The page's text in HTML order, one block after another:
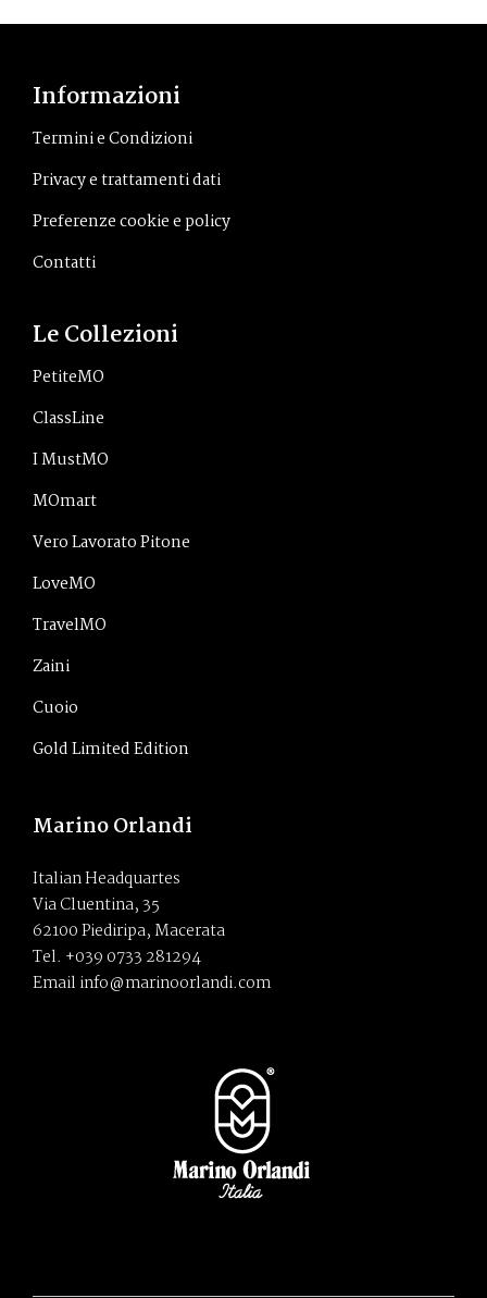
Informazioni
Termini e Condizioni
Privacy e trattamenti dati
Preferenze cookie e policy
Contatti
Le Collezioni
PetiteMO
ClassLine
I MustMO
MOmart
Vero Lavorato Pitone
LoveMO
TravelMO
Zaini
Cuoio
Gold Limited Edition
Marino Orlandi
Italian Headquartes
Via Cluentina, 35
62100 Piediripa, Macerata
Tel. +039 0733 281294
Email info@marinoorlandi.com